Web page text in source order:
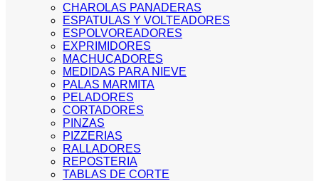
CHAROLAS PANADERAS
ESPATULAS Y VOLTEADORES
ESPOLVOREADORES
EXPRIMIDORES
MACHUCADORES
MEDIDAS PARA NIEVE
PALAS MARMITA
PELADORES
CORTADORES
PINZAS
PIZZERIAS
RALLADORES
REPOSTERIA
TABLAS DE CORTE